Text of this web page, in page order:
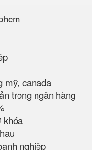
mỹ, canada
trong ngân hàng
khóa
nghiệp